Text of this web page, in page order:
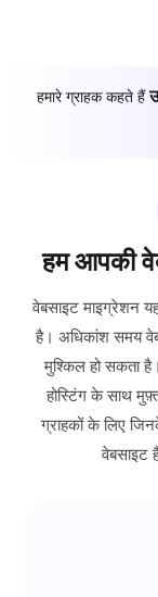
हमारे ग्राहक कहते हैं
हम आपकी
वेबसाइट माइग्रेशन
है। अधिकांश समय
मुश्किल हो सकता
होस्टिंग के साथ
ग्राहकों के लिए
वेबसाइट